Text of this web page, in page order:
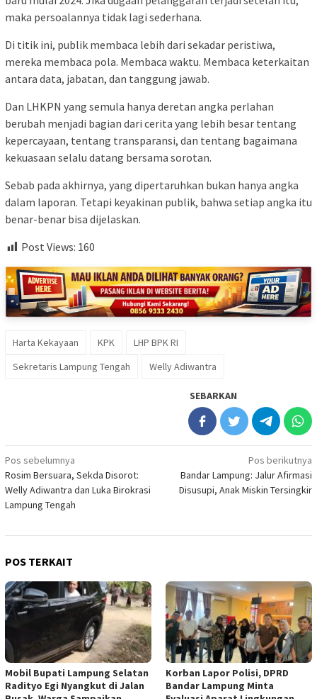
maka persoalannya tidak lagi sederhana.
Di titik ini, publik membaca lebih dari sekadar peristiwa,
mereka membaca pola. Membaca waktu. Membaca keterkaitan
antara data, jabatan, dan tanggung jawab.
Dan LHKPN yang semula hanya deretan angka perlahan
berubah menjadi bagian dari cerita yang lebih besar tentang
kepercayaan, tentang transparansi, dan tentang bagaimana
kekuasaan selalu datang bersama sorotan.
Sebab pada akhirnya, yang dipertaruhkan bukan hanya angka
dalam laporan. Tetapi keyakinan publik, bahwa setiap angka itu
benar-benar bisa dijelaskan.
Post Views: 160
Harta Kekayaan KPK
LHP BPK RI
Sekretaris Lampung Tengah
Welly Adiwantra
SEBARKAN
Navigasi
pos
Pos sebelumnya
Rosim Bersuara, Sekda Disorot:
Welly Adiwantra dan Luka Birokrasi
Lampung Tengah
Pos berikutnya
Bandar Lampung: Jalur Afirmasi
Disusupi, Anak Miskin Tersingkir
POS TERKAIT
Mobil Bupati Lampung Selatan
Radityo Egi Nyangkut di Jalan
Korban Lapor Polisi, DPRD
Bandar Lampung Minta